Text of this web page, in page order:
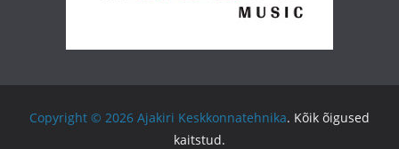
Copyright © 2026 Ajakiri Keskkonnatehnika. Kõik õigused
kaitstud.